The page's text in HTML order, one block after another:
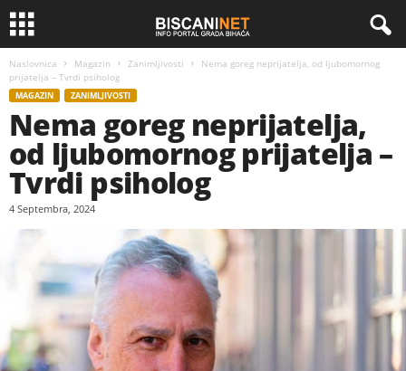
Naslovnica Magazin Zanimljivosti
Nema goreg neprijatelja, od ljubomornog
prijatelja – Tvrdi psiholog
MAGAZIN ZANIMLJIVOSTI
Nema goreg neprijatelja,
od ljubomornog prijatelja –
Tvrdi psiholog
4 Septembra, 2024